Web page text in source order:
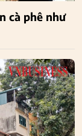
cà phê như